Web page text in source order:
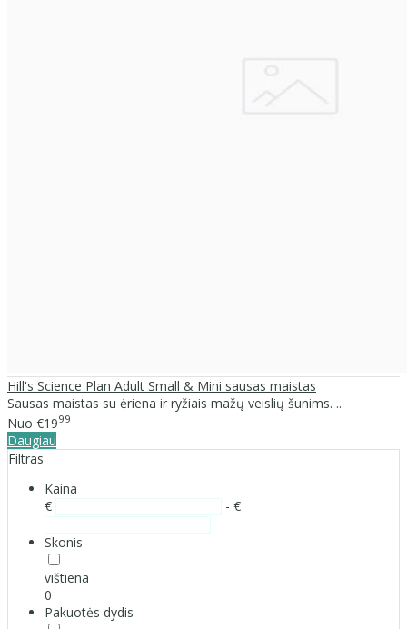
Hill's Science Plan Adult Small & Mini sausas maistas
Sausas maistas su ėriena ir ryžiais mažų veislių šunims. ..
Nuo €1999
Daugiau
Filtras
Kaina
€
- €
Skonis
vištiena
0
Pakuotės dydis